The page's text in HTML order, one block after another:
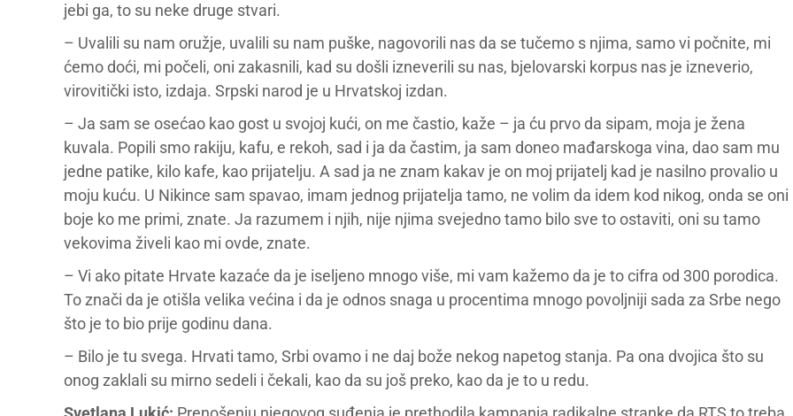
jebi ga, to su neke druge stvari.
– Uvalili su nam oružje, uvalili su nam puške, nagovorili nas da se tučemo s njima, samo vi počnite, mi
ćemo doći, mi počeli, oni zakasnili, kad su došli izneverili su nas, bjelovarski korpus nas je izneverio,
virovitički isto, izdaja. Srpski narod je u Hrvatskoj izdan.
– Ja sam se osećao kao gost u svojoj kući, on me častio, kaže – ja ću prvo da sipam, moja je žena
kuvala. Popili smo rakiju, kafu, e rekoh, sad i ja da častim, ja sam doneo mađarskoga vina, dao sam mu
jedne patike, kilo kafe, kao prijatelju. A sad ja ne znam kakav je on moj prijatelj kad je nasilno provalio u
moju kuću. U Nikince sam spavao, imam jednog prijatelja tamo, ne volim da idem kod nikog, onda se oni
boje ko me primi, znate. Ja razumem i njih, nije njima svejedno tamo bilo sve to ostaviti, oni su tamo
vekovima živeli kao mi ovde, znate.
– Vi ako pitate Hrvate kazaće da je iseljeno mnogo više, mi vam kažemo da je to cifra od 300 porodica.
To znači da je otišla velika većina i da je odnos snaga u procentima mnogo povoljniji sada za Srbe nego
što je to bio prije godinu dana.
– Bilo je tu svega. Hrvati tamo, Srbi ovamo i ne daj bože nekog napetog stanja. Pa ona dvojica što su
onog zaklali su mirno sedeli i čekali, kao da su još preko, kao da je to u redu.